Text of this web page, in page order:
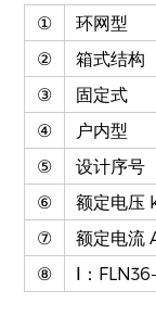
①
环网型
②
箱式结构
③
固定式
④
户内型
⑤
设计序号
⑥
额定电压
⑦
额定电流
⑧
Ⅰ：